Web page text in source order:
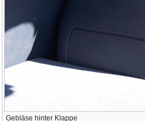
Gebläse hinter Klappe